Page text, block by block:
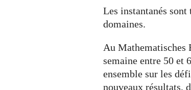
Les instantanés
domaines.
Au Mathematisches
semaine entre 50 et
ensemble sur les
nouveaux résultats,